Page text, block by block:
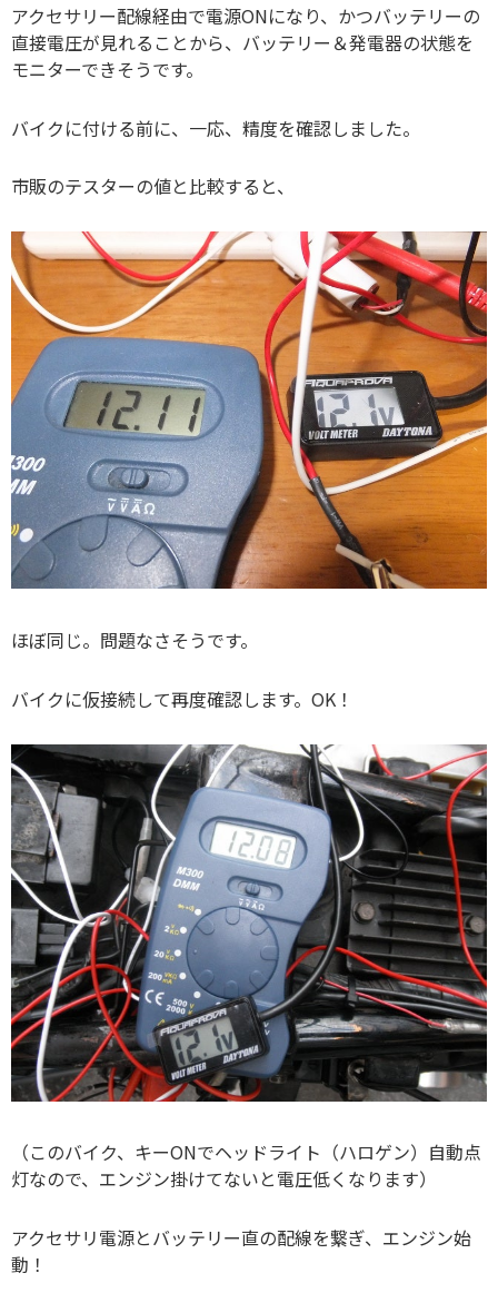
アクセサリー配線経由で電源ONになり、かつバッテリーの
直接電圧が見れることから、バッテリー＆発電器の状態を
モニターできそうです。
バイクに付ける前に、一応、精度を確認しました。
市販のテスターの値と比較すると、
ほぼ同じ。問題なさそうです。
バイクに仮接続して再度確認します。OK！
（このバイク、キーONでヘッドライト（ハロゲン）自動点
灯なので、エンジン掛けてないと電圧低くなります）
アクセサリ電源とバッテリー直の配線を繋ぎ、エンジン始
動！